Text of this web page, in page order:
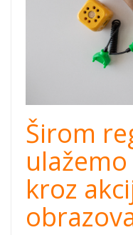
Širom
kroz